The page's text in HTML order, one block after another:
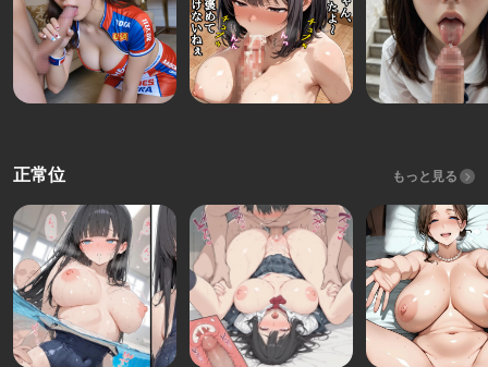
正常位 もっと見る